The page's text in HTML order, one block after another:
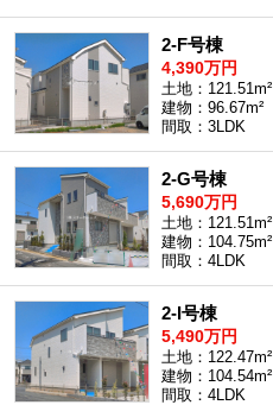
2-F号棟
4,390万円
土地：121.51m²
建物：96.67m²
間取：3LDK
2-G号棟
5,690万円
土地：121.51m²
建物：104.75m²
間取：4LDK
2-I号棟
5,490万円
土地：122.47m²
建物：104.54m²
間取：4LDK